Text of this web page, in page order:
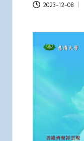
2023-12-08